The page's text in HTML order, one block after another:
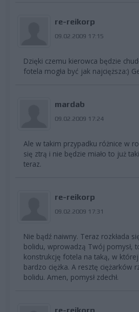
re-reikorp
09.02.2009 17:15
Dzięki czemu kierowca będzie
fotela mogła być jak najcięższa:)
mardab
09.02.2009 17:24
Ale w takim przypadku różnice w
się ztrą i nie będzie miało to już
teraz.
re-reikorp
09.02.2009 17:31
Nie bądź naiwny. Teraz rozkłada
bolidu, wprowadzą Twój pomysł,
konstrukcję fotela na taką, w
bardzo ciężka. A resztę ciężarków
bolidu. Amen, pomysł zdechł.